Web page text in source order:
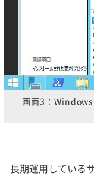
画面3：
長期運用している